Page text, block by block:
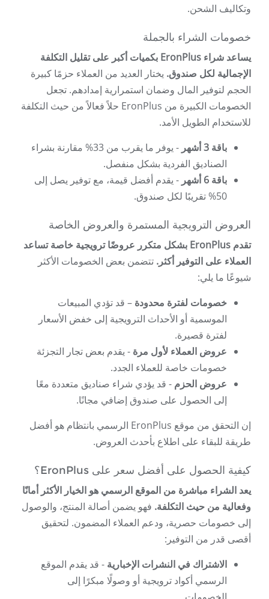
وتكاليف الشحن.
خصومات الشراء بالجملة
يساعد شراء EronPlus بكميات أكبر على تقليل التكلفة
الإجمالية لكل صندوق. يختار العديد من العملاء حزمًا كبيرة
الحجم لتوفير المال وضمان استمرارية إمدادهم. تجعل
الخصومات الكبيرة من EronPlus حلاً فعالاً من حيث التكلفة
للاستخدام الطويل الأمد.
باقة 3 أشهر
- يوفر ما يقرب من 33% مقارنة بشراء
الصناديق الفردية بشكل منفصل.
باقة 6 أشهر
- يقدم أفضل قيمة، مع توفير يصل إلى
50% تقريبًا لكل صندوق.
العروض الترويجية المستمرة والعروض الخاصة
تقدم EronPlus بشكل متكرر عروضًا ترويجية خاصة تساعد
العملاء على التوفير أكثر. تتضمن بعض الخصومات الأكثر
شيوعًا ما يلي:
خصومات لفترة محدودة – قد تؤدي المبيعات
الموسمية أو الأحداث الترويجية إلى خفض الأسعار
لفترة قصيرة.
عروض العملاء لأول مرة - يقدم بعض تجار التجزئة
خصومات خاصة للعملاء الجدد.
عروض الحزم - قد يؤدي شراء صناديق متعددة معًا
إلى الحصول على صندوق إضافي مجانًا.
إن التحقق من موقع EronPlus الرسمي بانتظام هو أفضل
طريقة للبقاء على اطلاع بأحدث العروض.
كيفية الحصول على أفضل سعر على EronPlus؟
يعد الشراء مباشرة من الموقع الرسمي هو الخيار الأكثر أمانًا
وفعالية من حيث التكلفة. فهو يضمن أصالة المنتج، والوصول
إلى خصومات حصرية، ودعم العملاء المضمون. لتحقيق
أقصى قدر من التوفير:
الاشتراك في النشرات الإخبارية - قد يقدم الموقع
الرسمي أكواد ترويجية أو وصولًا مبكرًا إلى